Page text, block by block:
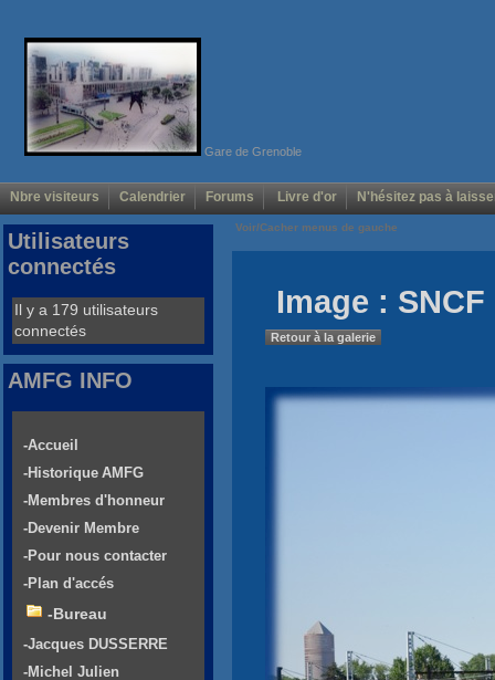
Gare de Grenoble
Nbre visiteurs Calendrier Forums Livre d'or N'hésitez pas à
Voir/Cacher menus de gauche
Image :
Retour à la galerie
Utilisateurs
connectés
Il y a 179 utilisateurs
connectés
AMFG INFO
-Accueil
-Historique AMFG
-Membres d'honneur
-Devenir Membre
-Pour nous contacter
-Plan d'accés
-Bureau
-Jacques DUSSERRE
-Michel Julien